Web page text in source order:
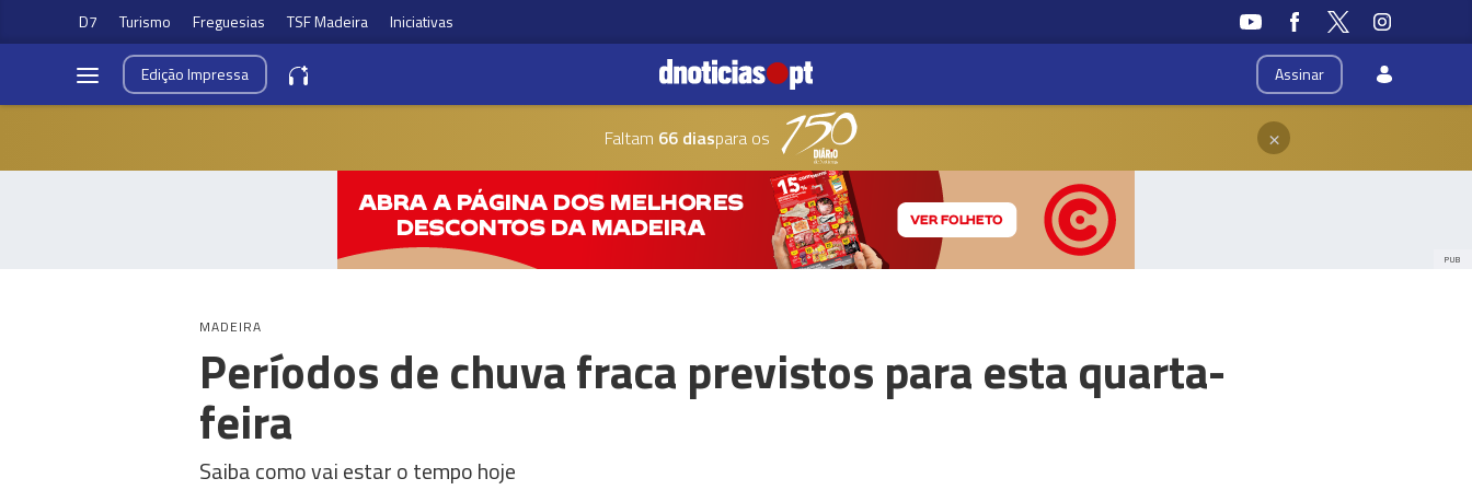
D7 Turismo Freguesias TSF Madeira Iniciativas
Assinar
EdiçãoImpressa
Faltam 66 diaspara os ×
PUB
MADEIRA
Períodos de chuva fraca previstos para esta quarta-
feira
Saiba como vai estar o tempo hoje